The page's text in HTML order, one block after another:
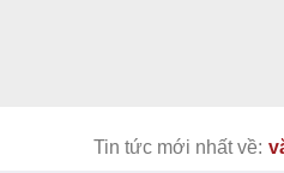
Tin tức mới nhất về: